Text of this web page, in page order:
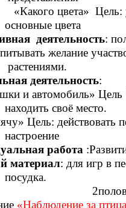
цвета» Цель:
основные цвета
деятельность:
желание
растениями.
деятельность:
и автомобиль» Цель
находить своё место.
Цель: действовать
настроение
работа
материал: для игр в
посудка.
«Наблюдение за